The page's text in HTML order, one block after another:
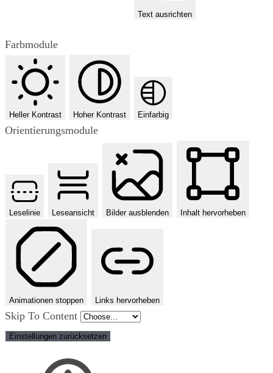
Text ausrichten
Farbmodule
Heller Kontrast Hoher Kontrast Einfarbig
Orientierungsmodule
Leselinie Leseansicht Bilder ausblenden Inhalt hervorheben
Animationen stoppen Links hervorheben
Skip To Content
Einstellungen zurücksetzen